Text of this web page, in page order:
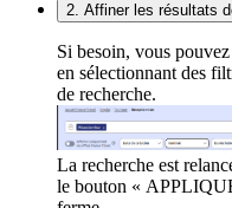
2. Affiner les résultats
Si besoin, vous
en sélectionnant des
de recherche.
La recherche est
le bouton «